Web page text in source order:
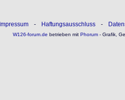
Impressum - Haftungsausschluss -
W126-forum.de betrieben mitPhorum- Grafik,